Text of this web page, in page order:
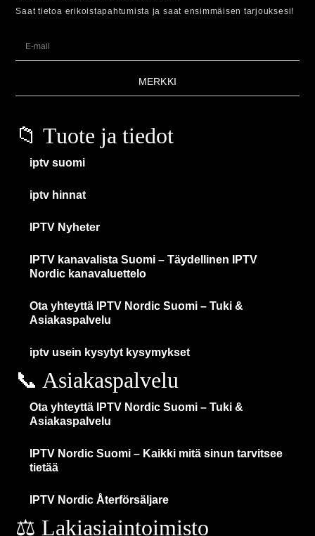
Saat tietoa erikoistapahtumista ja saat ensimmäisen tarjouksesi!
MERKKI
📁 Tuote ja tiedot
iptv suomi
iptv hinnat
IPTV Nyheter
IPTV kanavalista Suomi – Täydellinen IPTV
Nordic kanavaluettelo
Ota yhteyttä IPTV Nordic Suomi – Tuki &
Asiakaspalvelu
iptv usein kysytyt kysymykset
📞 Asiakaspalvelu
Ota yhteyttä IPTV Nordic Suomi – Tuki &
Asiakaspalvelu
IPTV Nordic Suomi – Kaikki mitä sinun tarvitsee
tietää
IPTV Nordic Återförsäljare
⚖️ Lakiasiaintoimisto